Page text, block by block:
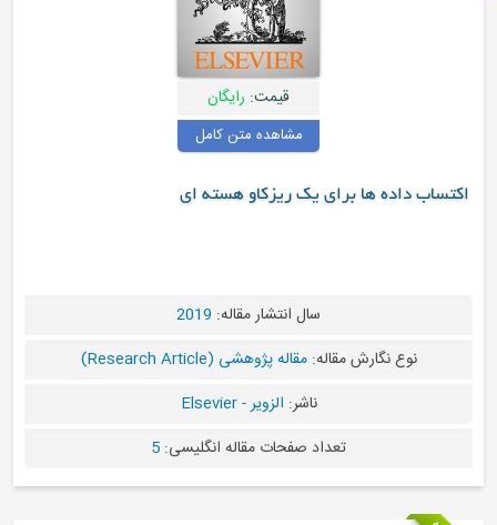
قیمت:رایگان
مشاهده متن کامل
داده ها برای یک ریزکاو هسته ای
سال انتشار مقاله:2019
نوع نگارش مقاله:مقاله پژوهشی (Research Article)
الزویر - Elsevier
تعداد صفحات مقاله انگلیسی:5